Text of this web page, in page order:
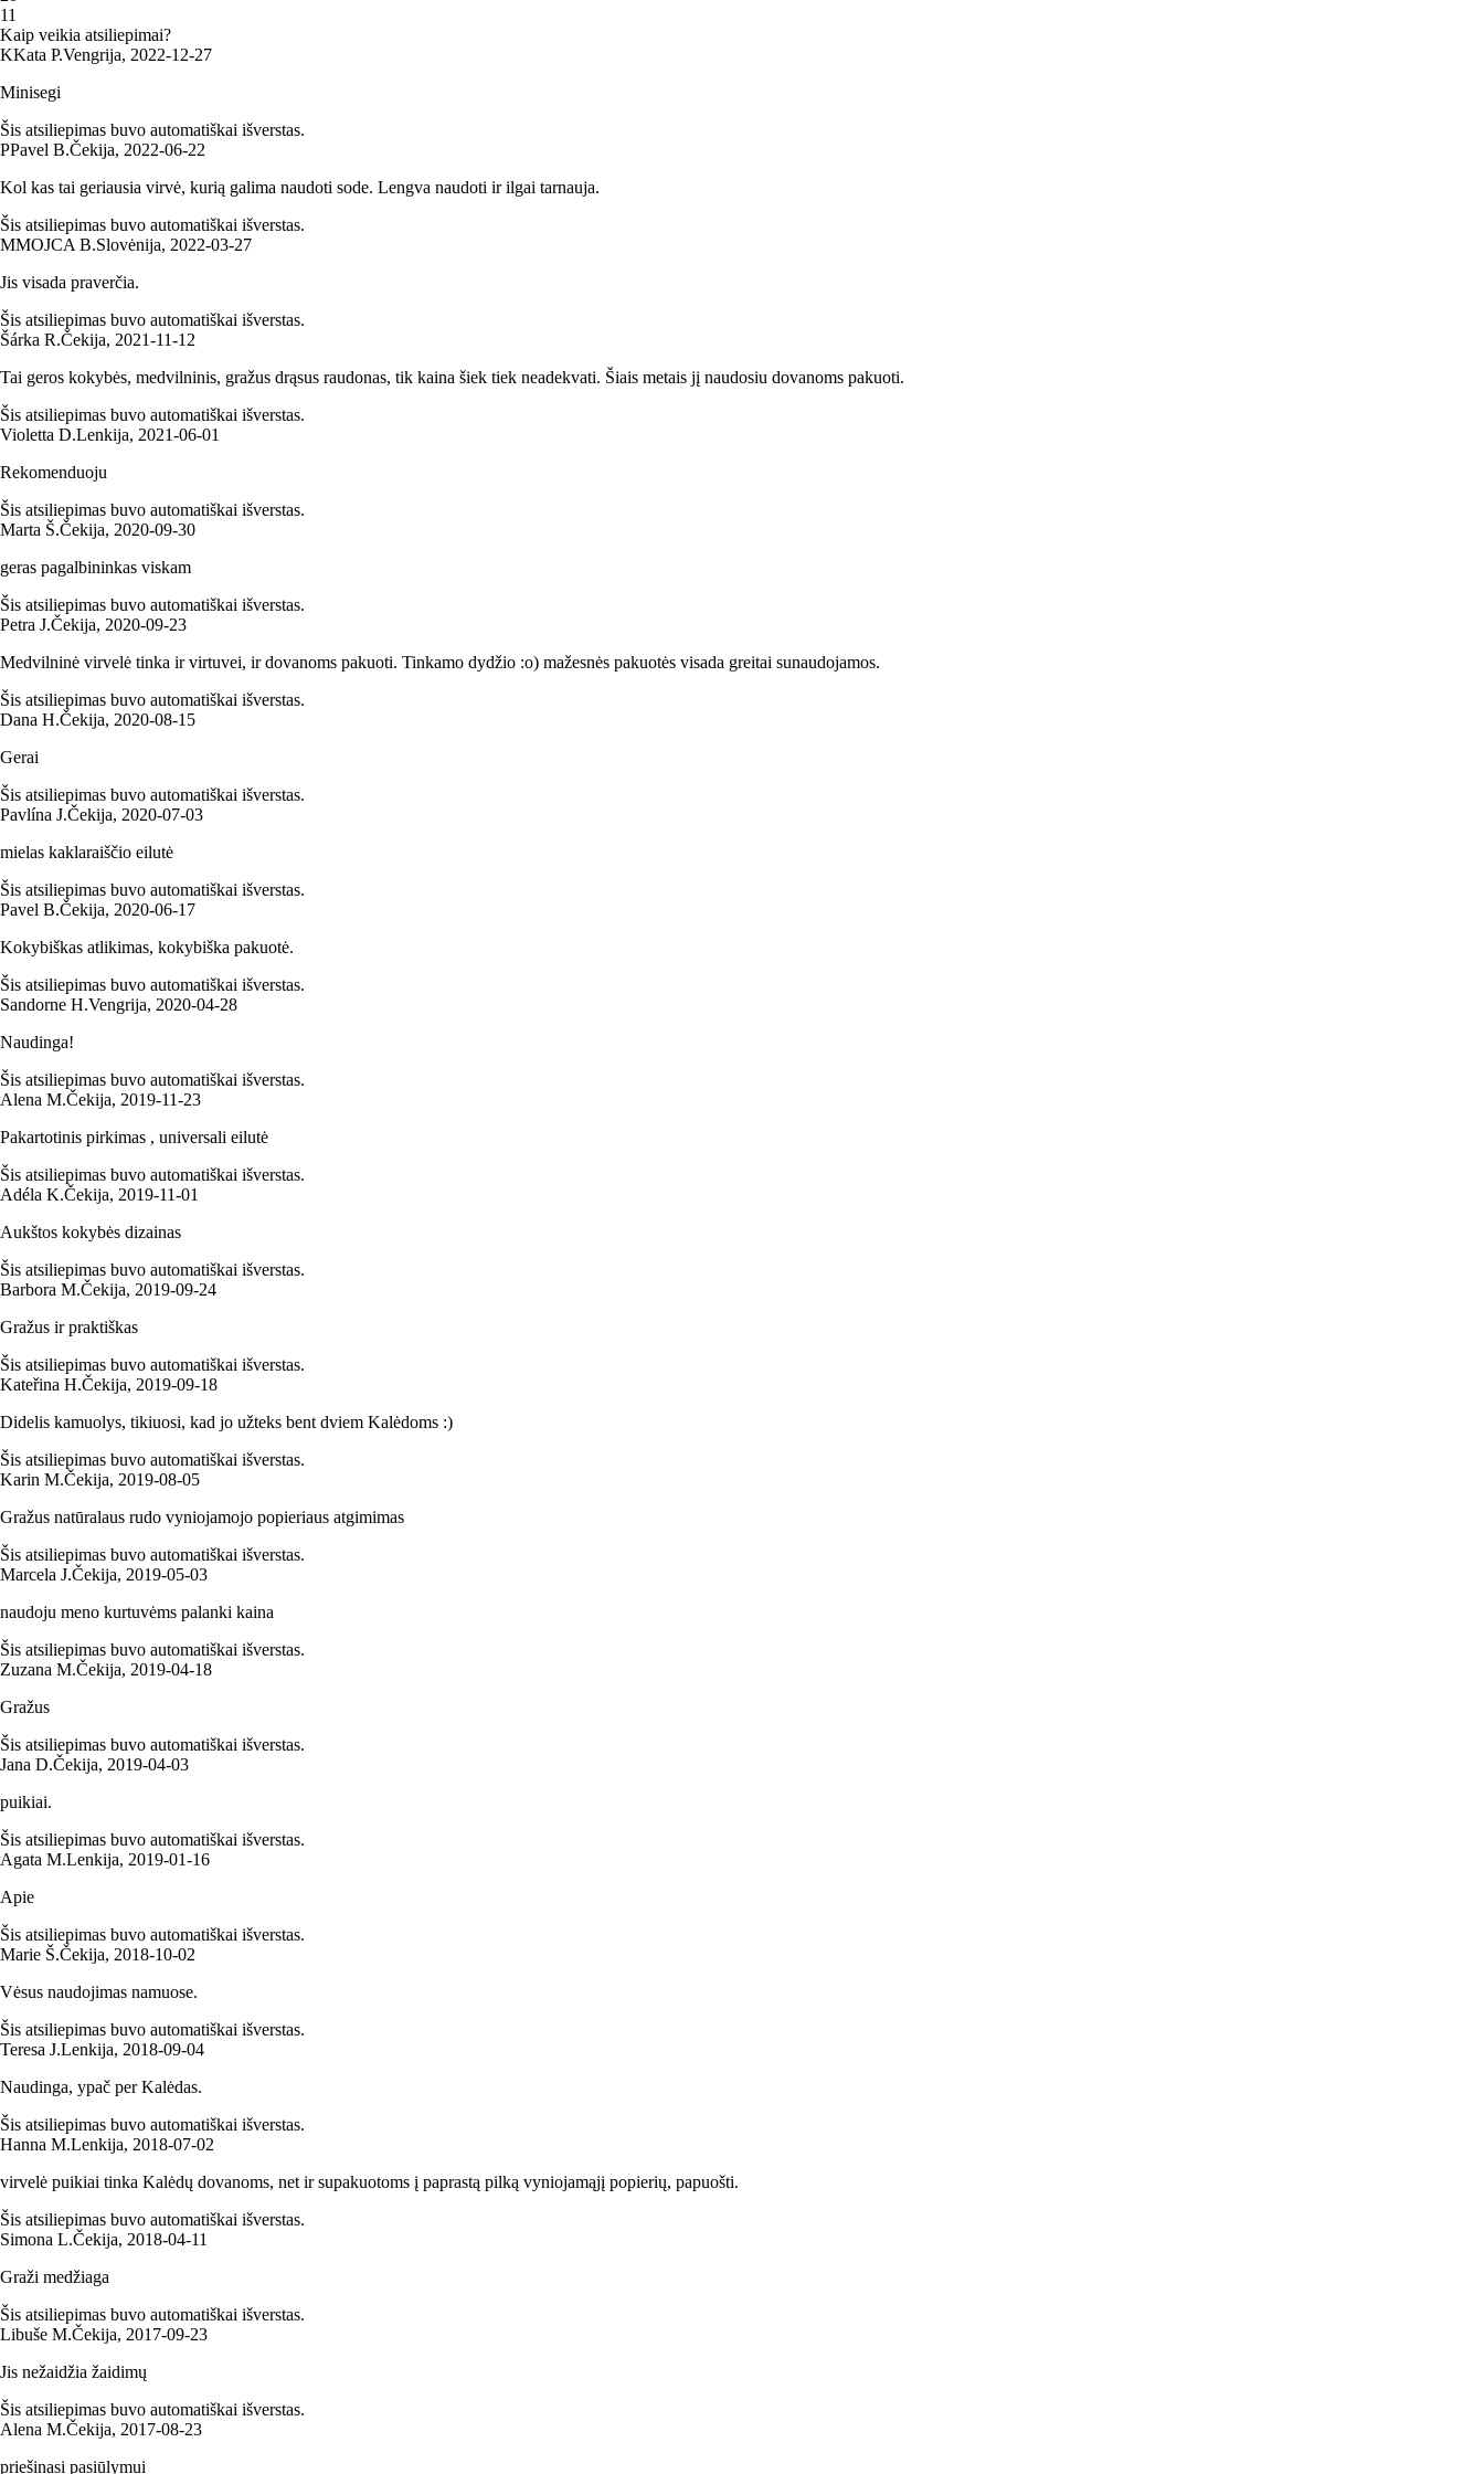
11
Kaip veikia atsiliepimai?
KKata P.Vengrija, 2022‑12‑27
Minisegi
Šis atsiliepimas buvo automatiškai išverstas.
PPavel B.Čekija, 2022‑06‑22
Kol kas tai geriausia virvė, kurią galima naudoti sode. Lengva naudoti ir ilgai tarnauja.
Šis atsiliepimas buvo automatiškai išverstas.
MMOJCA B.Slovėnija, 2022‑03‑27
Jis visada praverčia.
Šis atsiliepimas buvo automatiškai išverstas.
Šárka R.Čekija, 2021‑11‑12
Tai geros kokybės, medvilninis, gražus drąsus raudonas, tik kaina šiek tiek neadekvati. Šiais metais jį naudosiu dovanoms pakuoti.
Šis atsiliepimas buvo automatiškai išverstas.
Violetta D.Lenkija, 2021‑06‑01
Rekomenduoju
Šis atsiliepimas buvo automatiškai išverstas.
Marta Š.Čekija, 2020‑09‑30
geras pagalbininkas viskam
Šis atsiliepimas buvo automatiškai išverstas.
Petra J.Čekija, 2020‑09‑23
Medvilninė virvelė tinka ir virtuvei, ir dovanoms pakuoti. Tinkamo dydžio :o) mažesnės pakuotės visada greitai sunaudojamos.
Šis atsiliepimas buvo automatiškai išverstas.
Dana H.Čekija, 2020‑08‑15
Gerai
Šis atsiliepimas buvo automatiškai išverstas.
Pavlína J.Čekija, 2020‑07‑03
mielas kaklaraiščio eilutė
Šis atsiliepimas buvo automatiškai išverstas.
Pavel B.Čekija, 2020‑06‑17
Kokybiškas atlikimas, kokybiška pakuotė.
Šis atsiliepimas buvo automatiškai išverstas.
Sandorne H.Vengrija, 2020‑04‑28
Naudinga!
Šis atsiliepimas buvo automatiškai išverstas.
Alena M.Čekija, 2019‑11‑23
Pakartotinis pirkimas , universali eilutė
Šis atsiliepimas buvo automatiškai išverstas.
Adéla K.Čekija, 2019‑11‑01
Aukštos kokybės dizainas
Šis atsiliepimas buvo automatiškai išverstas.
Barbora M.Čekija, 2019‑09‑24
Gražus ir praktiškas
Šis atsiliepimas buvo automatiškai išverstas.
Kateřina H.Čekija, 2019‑09‑18
Didelis kamuolys, tikiuosi, kad jo užteks bent dviem Kalėdoms :)
Šis atsiliepimas buvo automatiškai išverstas.
Karin M.Čekija, 2019‑08‑05
Gražus natūralaus rudo vyniojamojo popieriaus atgimimas
Šis atsiliepimas buvo automatiškai išverstas.
Marcela J.Čekija, 2019‑05‑03
naudoju meno kurtuvėms palanki kaina
Šis atsiliepimas buvo automatiškai išverstas.
Zuzana M.Čekija, 2019‑04‑18
Gražus
Šis atsiliepimas buvo automatiškai išverstas.
Jana D.Čekija, 2019‑04‑03
puikiai.
Šis atsiliepimas buvo automatiškai išverstas.
Agata M.Lenkija, 2019‑01‑16
Apie
Šis atsiliepimas buvo automatiškai išverstas.
Marie Š.Čekija, 2018‑10‑02
Vėsus naudojimas namuose.
Šis atsiliepimas buvo automatiškai išverstas.
Teresa J.Lenkija, 2018‑09‑04
Naudinga, ypač per Kalėdas.
Šis atsiliepimas buvo automatiškai išverstas.
Hanna M.Lenkija, 2018‑07‑02
virvelė puikiai tinka Kalėdų dovanoms, net ir supakuotoms į paprastą pilką vyniojamąjį popierių, papuošti.
Šis atsiliepimas buvo automatiškai išverstas.
Simona L.Čekija, 2018‑04‑11
Graži medžiaga
Šis atsiliepimas buvo automatiškai išverstas.
Libuše M.Čekija, 2017‑09‑23
Jis nežaidžia žaidimų
Šis atsiliepimas buvo automatiškai išverstas.
Alena M.Čekija, 2017‑08‑23
priešinasi pasiūlymui